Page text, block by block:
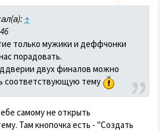
↑
только мужики и деффчонки
порадовать.
двух финалов можно
соответствующую тему
самому не открыть
Там кнопочка есть - "Создать